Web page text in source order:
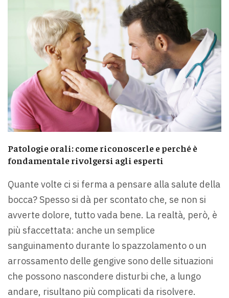
Patologie orali: come riconoscerle e perché è
fondamentale rivolgersi agli esperti
Quante volte ci si ferma a pensare alla salute della
bocca? Spesso si dà per scontato che, se non si
avverte dolore, tutto vada bene. La realtà, però, è
più sfaccettata: anche un semplice
sanguinamento durante lo spazzolamento o un
arrossamento delle gengive sono delle situazioni
che possono nascondere disturbi che, a lungo
andare, risultano più complicati da risolvere.